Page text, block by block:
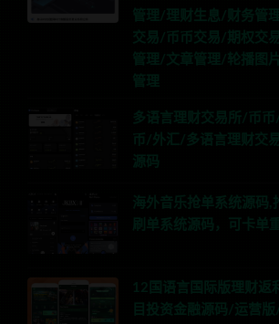
管理/理财生息/财务管
交易/币币交易/期权交
管理/文章管理/轮播图
管理
多语言理财交易所/币
币/外汇/多语言理财交
源码
海外音乐抢单系统源码,
刷单系统源码，可卡单
12国语言国际版理财返
目投资金融源码/运营